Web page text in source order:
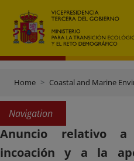
Home Coastal and Marine
Navigation
Anuncio relativo
incoación y a la